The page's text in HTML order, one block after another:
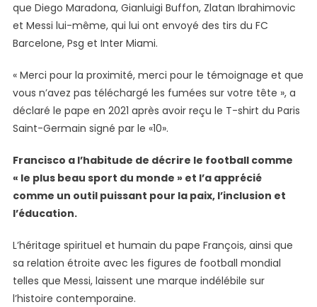
que Diego Maradona, Gianluigi Buffon, Zlatan Ibrahimovic
et Messi lui-même, qui lui ont envoyé des tirs du FC
Barcelone, Psg et Inter Miami.
« Merci pour la proximité, merci pour le témoignage et que
vous n’avez pas téléchargé les fumées sur votre tête », a
déclaré le pape en 2021 après avoir reçu le T-shirt du Paris
Saint-Germain signé par le «10».
Francisco a l’habitude de décrire le football comme
« le plus beau sport du monde » et l’a apprécié
comme un outil puissant pour la paix, l’inclusion et
l’éducation.
L’héritage spirituel et humain du pape François, ainsi que
sa relation étroite avec les figures de football mondial
telles que Messi, laissent une marque indélébile sur
l’histoire contemporaine.